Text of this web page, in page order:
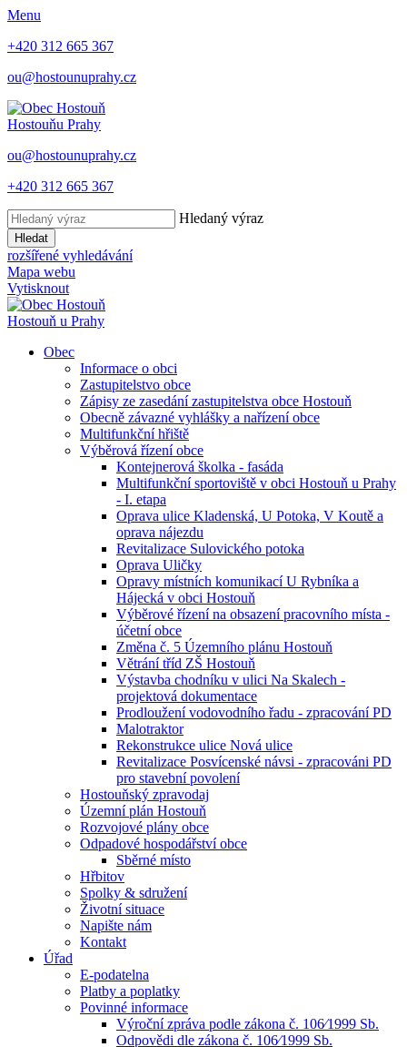
Menu
+420 312 665 367
ou@hostounuprahy.cz
Hostouňu Prahy
ou@hostounuprahy.cz
+420 312 665 367
Hledaný výraz
Hledat
rozšířené vyhledávání
Mapa webu
Vytisknout
Hostouň u Prahy
Obec
Informace o obci
Zastupitelstvo obce
Zápisy ze zasedání zastupitelstva obce Hostouň
Obecně závazné vyhlášky a nařízení obce
Multifunkční hřiště
Výběrová řízení obce
Kontejnerová školka - fasáda
Multifunkční sportoviště v obci Hostouň u Prahy
- I. etapa
Oprava ulice Kladenská, U Potoka, V Koutě a
oprava nájezdu
Revitalizace Sulovického potoka
Oprava Uličky
Opravy místních komunikací U Rybníka a
Hájecká v obci Hostouň
Výběrové řízení na obsazení pracovního místa -
účetní obce
Změna č. 5 Územního plánu Hostouň
Větrání tříd ZŠ Hostouň
Výstavba chodníku v ulici Na Skalech -
projektová dokumentace
Prodloužení vodovodního řadu - zpracování PD
Malotraktor
Rekonstrukce ulice Nová ulice
Revitalizace Posvícenské návsi - zpracováni PD
pro stavební povolení
Hostouňský zpravodaj
Územní plán Hostouň
Rozvojové plány obce
Odpadové hospodářství obce
Sběrné místo
Hřbitov
Spolky & sdružení
Životní situace
Napište nám
Kontakt
Úřad
E-podatelna
Platby a poplatky
Povinné informace
Výroční zpráva podle zákona č. 106⁄1999 Sb.
Odpovědi dle zákona č. 106⁄1999 Sb.